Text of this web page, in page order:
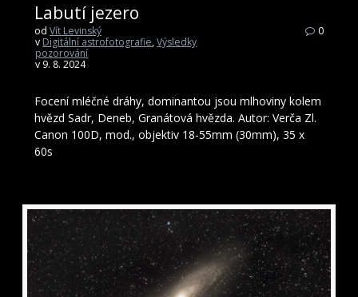
Labutí jezero
od Vít Levinský
v Digitální astrofotografie,Výsledky
pozorování
v 9. 8. 2024
0
Focení mléčné dráhy, dominantou jsou mlhoviny kolem
hvězd Sadr, Deneb, Granátová hvězda. Autor: Verča Zl.
Canon 100D, mod., objektiv 18-55mm (30mm), 35 x
60s